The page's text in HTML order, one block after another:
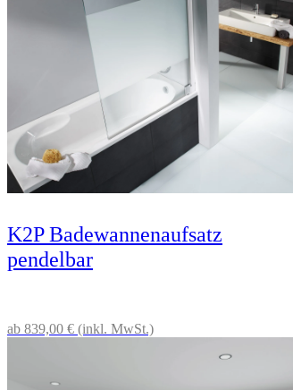
K2P Badewannenaufsatz
pendelbar
ab 839,00 € (inkl. MwSt.)